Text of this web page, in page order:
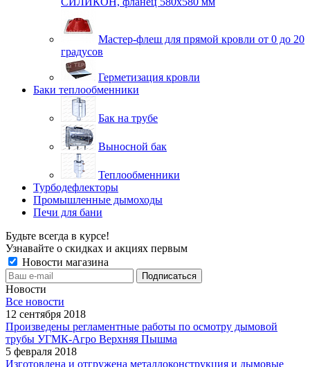
Мастер-флеш для прямой кровли от 0 до 20
градусов
Герметизация кровли
Баки теплообменники
Бак на трубе
Выносной бак
Теплообменники
Турбодефлекторы
Промышленные дымоходы
Печи для бани
Будьте всегда в курсе!
Узнавайте о скидках и акциях первым
Новости магазина
Новости
Все новости
12 сентября 2018
Произведены регламентные работы по осмотру дымовой
трубы УГМК-Агро Верхняя Пышма
5 февраля 2018
Изготовлена и отгружена металлоконструкция и дымовые